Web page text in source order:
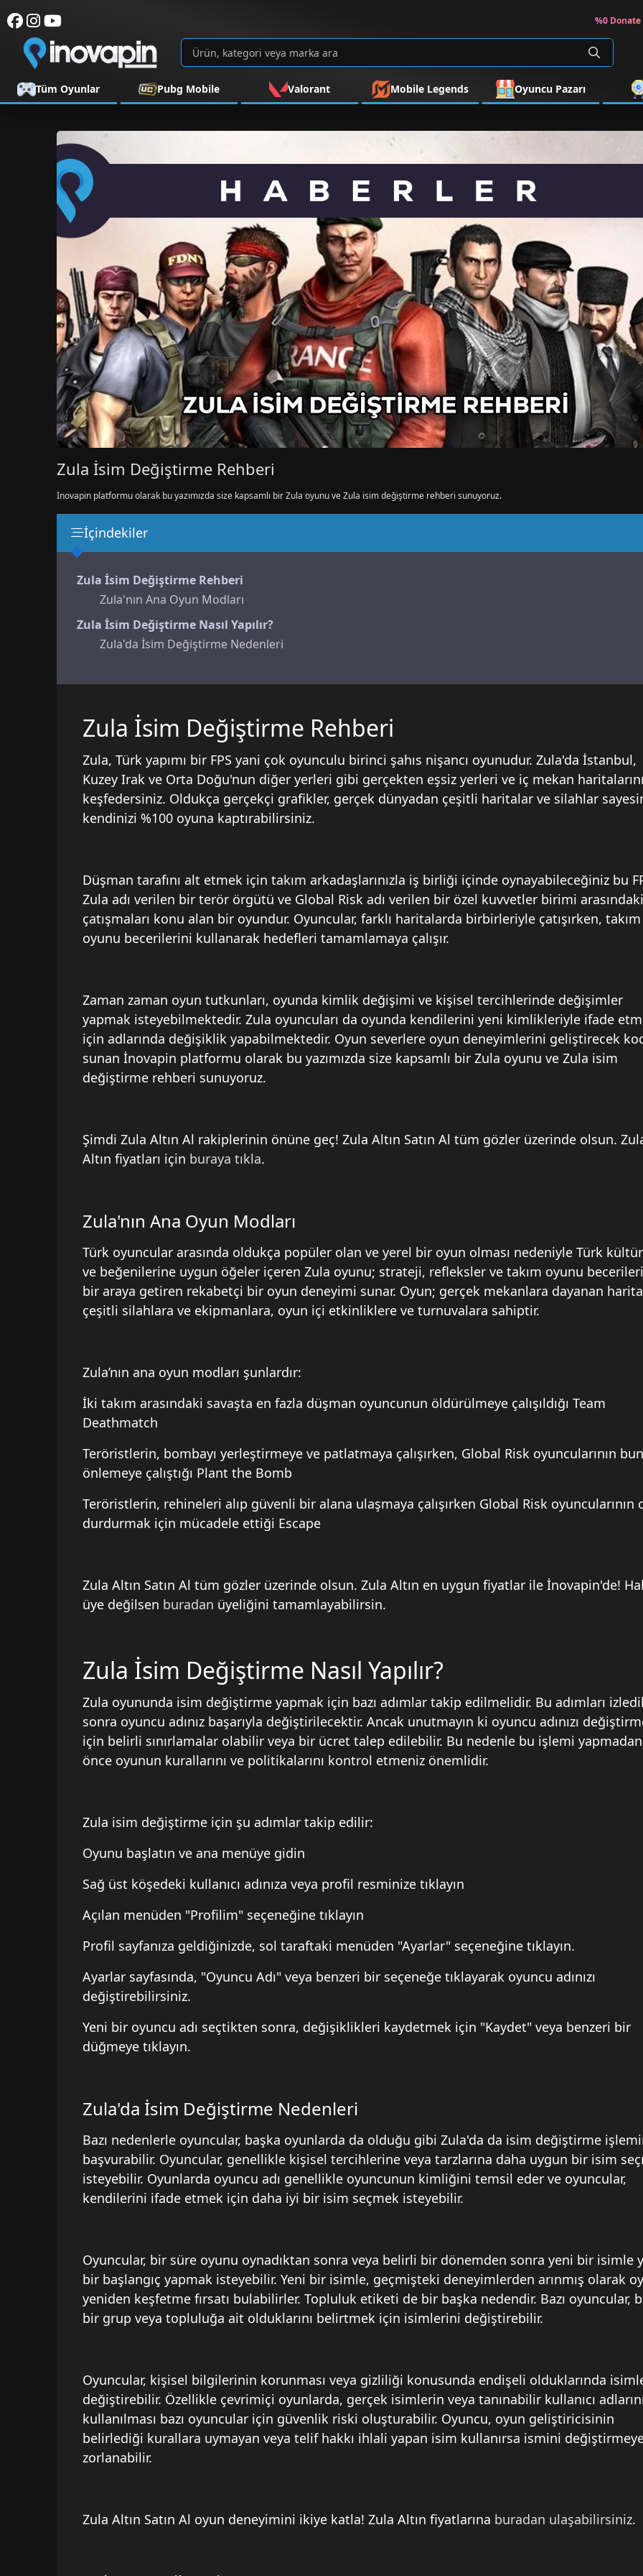
%0 Donate
Tüm Oyunlar Pubg Mobile Valorant Mobile Legends Oyuncu Pazarı
Zula İsim Değiştirme Rehberi
İnovapin platformu olarak bu yazımızda size kapsamlı bir Zula oyunu ve Zula isim değiştirme rehberi sunuyoruz.
İçindekiler
Zula İsim Değiştirme Rehberi
Zula'nın Ana Oyun Modları
Zula İsim Değiştirme Nasıl Yapılır?
Zula'da İsim Değiştirme Nedenleri
Zula İsim Değiştirme Rehberi
Zula, Türk yapımı bir FPS yani çok oyunculu birinci şahıs nişancı oyunudur. Zula'da İstanbul,
Kuzey Irak ve Orta Doğu'nun diğer yerleri gibi gerçekten eşsiz yerleri ve iç mekan haritalarını
keşfedersiniz. Oldukça gerçekçi grafikler, gerçek dünyadan çeşitli haritalar ve silahlar
kendinizi %100 oyuna kaptırabilirsiniz.
Düşman tarafını alt etmek için takım arkadaşlarınızla iş birliği içinde oynayabileceğiniz bu
Zula adı verilen bir terör örgütü ve Global Risk adı verilen bir özel kuvvetler birimi arasındaki
çatışmaları konu alan bir oyundur. Oyuncular, farklı haritalarda birbirleriyle çatışırken, takım
oyunu becerilerini kullanarak hedefleri tamamlamaya çalışır.
Zaman zaman oyun tutkunları, oyunda kimlik değişimi ve kişisel tercihlerinde değişimler
yapmak isteyebilmektedir. Zula oyuncuları da oyunda kendilerini yeni kimlikleriyle ifade
için adlarında değişiklik yapabilmektedir. Oyun severlere oyun deneyimlerini geliştirecek
sunan İnovapin platformu olarak bu yazımızda size kapsamlı bir Zula oyunu ve Zula isim
değiştirme rehberi sunuyoruz.
Şimdi Zula Altın Al rakiplerinin önüne geç! Zula Altın Satın Al tüm gözler üzerinde olsun.
Altın fiyatları için buraya tıkla.
Zula'nın Ana Oyun Modları
Türk oyuncular arasında oldukça popüler olan ve yerel bir oyun olması nedeniyle Türk
ve beğenilerine uygun öğeler içeren Zula oyunu; strateji, refleksler ve takım oyunu
bir araya getiren rekabetçi bir oyun deneyimi sunar. Oyun; gerçek mekanlara dayanan
çeşitli silahlara ve ekipmanlara, oyun içi etkinliklere ve turnuvalara sahiptir.
Zula’nın ana oyun modları şunlardır:
İki takım arasındaki savaşta en fazla düşman oyuncunun öldürülmeye çalışıldığı Team
Deathmatch
Teröristlerin, bombayı yerleştirmeye ve patlatmaya çalışırken, Global Risk oyuncularının
önlemeye çalıştığı Plant the Bomb
Teröristlerin, rehineleri alıp güvenli bir alana ulaşmaya çalışırken Global Risk oyuncularının
durdurmak için mücadele ettiği Escape
Zula Altın Satın Al tüm gözler üzerinde olsun. Zula Altın en uygun fiyatlar ile İnovapin'de!
üye değilsen buradan üyeliğini tamamlayabilirsin.
Zula İsim Değiştirme Nasıl Yapılır?
Zula oyununda isim değiştirme yapmak için bazı adımlar takip edilmelidir. Bu adımları
sonra oyuncu adınız başarıyla değiştirilecektir. Ancak unutmayın ki oyuncu adınızı
için belirli sınırlamalar olabilir veya bir ücret talep edilebilir. Bu nedenle bu işlemi yapmadan
önce oyunun kurallarını ve politikalarını kontrol etmeniz önemlidir.
Zula isim değiştirme için şu adımlar takip edilir:
Oyunu başlatın ve ana menüye gidin
Sağ üst köşedeki kullanıcı adınıza veya profil resminize tıklayın
Açılan menüden "Profilim" seçeneğine tıklayın
Profil sayfanıza geldiğinizde, sol taraftaki menüden "Ayarlar" seçeneğine tıklayın.
Ayarlar sayfasında, "Oyuncu Adı" veya benzeri bir seçeneğe tıklayarak oyuncu adınızı
değiştirebilirsiniz.
Yeni bir oyuncu adı seçtikten sonra, değişiklikleri kaydetmek için "Kaydet" veya benzeri bir
düğmeye tıklayın.
Zula'da İsim Değiştirme Nedenleri
Bazı nedenlerle oyuncular, başka oyunlarda da olduğu gibi Zula'da da isim değiştirme
başvurabilir. Oyuncular, genellikle kişisel tercihlerine veya tarzlarına daha uygun bir isim
isteyebilir. Oyunlarda oyuncu adı genellikle oyuncunun kimliğini temsil eder ve oyuncular,
kendilerini ifade etmek için daha iyi bir isim seçmek isteyebilir.
Oyuncular, bir süre oyunu oynadıktan sonra veya belirli bir dönemden sonra yeni bir isimle
bir başlangıç yapmak isteyebilir. Yeni bir isimle, geçmişteki deneyimlerden arınmış olarak
yeniden keşfetme fırsatı bulabilirler. Topluluk etiketi de bir başka nedendir. Bazı oyuncular,
bir grup veya topluluğa ait olduklarını belirtmek için isimlerini değiştirebilir.
Oyuncular, kişisel bilgilerinin korunması veya gizliliği konusunda endişeli olduklarında
değiştirebilir. Özellikle çevrimiçi oyunlarda, gerçek isimlerin veya tanınabilir kullanıcı
kullanılması bazı oyuncular için güvenlik riski oluşturabilir. Oyuncu, oyun geliştiricisinin
belirlediği kurallara uymayan veya telif hakkı ihlali yapan isim kullanırsa ismini
zorlanabilir.
Zula Altın Satın Al oyun deneyimini ikiye katla! Zula Altın fiyatlarına buradan ulaşabilirsiniz.